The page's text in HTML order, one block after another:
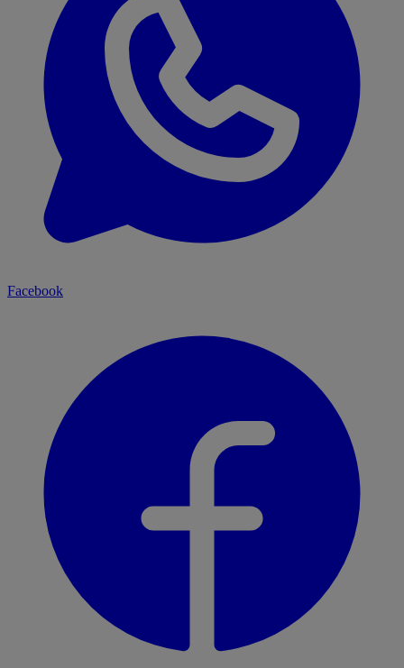
Facebook